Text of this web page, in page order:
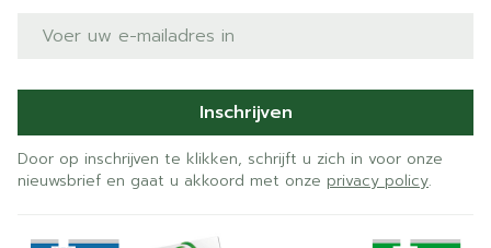
E-mail adres
Inschrijven
Door op inschrijven te klikken, schrijft u zich in voor onze
nieuwsbrief en gaat u akkoord met onze privacy policy.